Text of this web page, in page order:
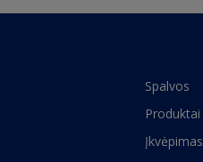
Spalvos
Produktai
Įkvėpimas